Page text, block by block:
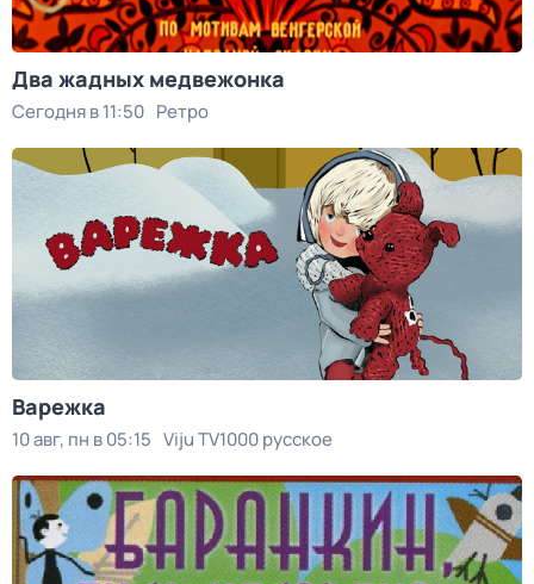
Два жадных медвежонка
Сегодня в 11:50 Ретро
Варежка
10 авг, пн в 05:15 Viju TV1000 русское